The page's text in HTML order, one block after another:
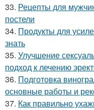
33. Рецепты для
постели
34. Продукты для
знать
35. Улучшение
подход к лечению
36. Подготовка
основные работы и
37. Как правильно